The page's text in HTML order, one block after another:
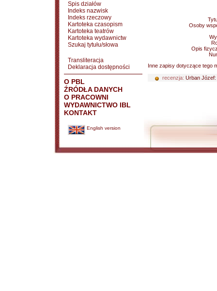
Spis działów
Indeks nazwisk
Indeks rzeczowy
Kartoteka czasopism
Kartoteka teatrów
Kartoteka wydawnictw
Szukaj tytułu/słowa
Transliteracja
Deklaracja dostępności
O PBL
ŹRÓDŁA DANYCH
O PRACOWNI
WYDAWNICTWO IBL
KONTAKT
English version
Osoby
Opis
Inne zapisy dotyczące tego
recenzja: Urban Józef: